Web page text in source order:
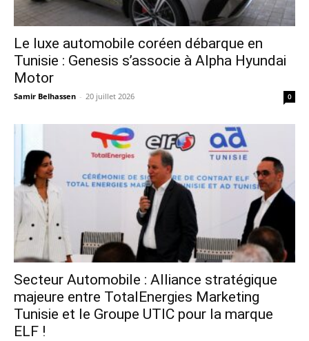
Le luxe automobile coréen débarque en
Tunisie : Genesis s’associe à Alpha Hyundai
Motor
Samir Belhassen - 20 juillet 2026 0
Secteur Automobile : Alliance stratégique
majeure entre TotalEnergies Marketing
Tunisie et le Groupe UTIC pour la marque
ELF !